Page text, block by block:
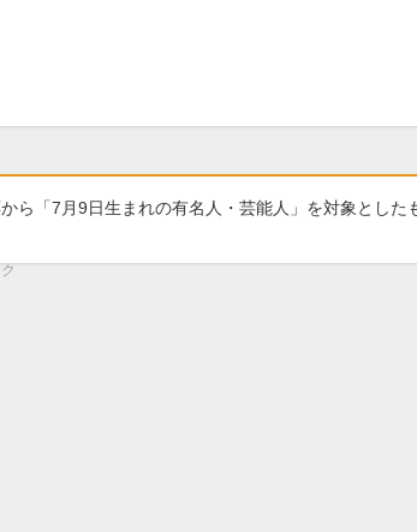
ら「7月9日生まれの有名人・芸能人」を対象とした